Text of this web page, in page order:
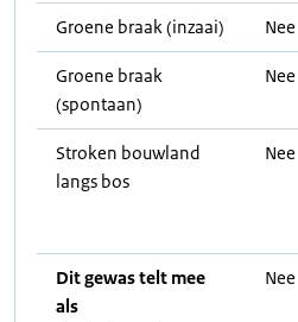
Groene braak (inzaai) Nee
Groene braak
(spontaan)
Nee
Stroken bouwland
langs bos
Nee
Dit gewas telt mee
als
Nee